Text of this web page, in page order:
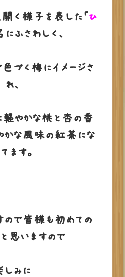
く様子を表した「ひ
にふさわしく、
づく梅にイメージさ
れ、
軽やかな桃と杏の香
かな風味の紅茶にな
てます。
ので皆様も初めての
思いますので
しみに〜